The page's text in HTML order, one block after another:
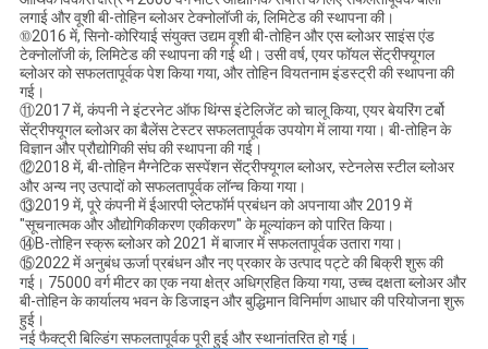
लगाई और वूशी बी-तोहिन ब्लोअर टेक्नोलॉजी कं, लिमिटेड की स्थापना की।
⑩2016 में, सिनो-कोरियाई संयुक्त उद्यम वूशी बी-तोहिन और एस ब्लोअर साइंस एंड
टेक्नोलॉजी कं, लिमिटेड की स्थापना की गई थी। उसी वर्ष, एयर फॉयल सेंट्रीफ्यूगल
ब्लोअर को सफलतापूर्वक पेश किया गया, और तोहिन वियतनाम इंडस्ट्री की स्थापना की
गई।
⑪2017 में, कंपनी ने इंटरनेट ऑफ थिंग्स इंटेलिजेंट को चालू किया, एयर बेयरिंग टर्बो
सेंट्रीफ्यूगल ब्लोअर का बैलेंस टेस्टर सफलतापूर्वक उपयोग में लाया गया। बी-तोहिन के
विज्ञान और प्रौद्योगिकी संघ की स्थापना की गई।
⑫2018 में, बी-तोहिन मैग्नेटिक सस्पेंशन सेंट्रीफ्यूगल ब्लोअर, स्टेनलेस स्टील ब्लोअर
और अन्य नए उत्पादों को सफलतापूर्वक लॉन्च किया गया।
⑬2019 में, पूरे कंपनी में ईआरपी प्लेटफॉर्म प्रबंधन को अपनाया और 2019 में
"सूचनात्मक और औद्योगिकीकरण एकीकरण" के मूल्यांकन को पारित किया।
⑭B-तोहिन स्क्रू ब्लोअर को 2021 में बाजार में सफलतापूर्वक उतारा गया।
⑮2022 में अनुबंध ऊर्जा प्रबंधन और नए प्रकार के उत्पाद पट्टे की बिक्री शुरू की
गई। 75000 वर्ग मीटर का एक नया क्षेत्र अधिग्रहित किया गया, उच्च दक्षता ब्लोअर और
बी-तोहिन के कार्यालय भवन के डिजाइन और बुद्धिमान विनिर्माण आधार की परियोजना शुरू
हुई।
नई फैक्ट्री बिल्डिंग सफलतापूर्वक पूरी हुई और स्थानांतरित हो गई।